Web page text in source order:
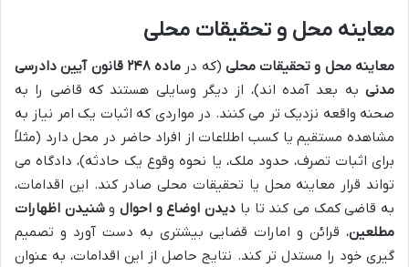
معاینه محل و تحقیقات محلی
معاینه محل و تحقیقات محلی (که در
ماده ۲۴۸ قانون آیین دادرسی
مدنی به بعد آمده اند)، از دیگر وسایلی هستند که قاضی را به
صحنه واقعه نزدیک تر می کنند. در مواردی که اثبات یک امر نیاز به
مشاهده مستقیم یا کسب اطلاعات از افراد حاضر در محل دارد (مثلاً
برای اثبات تصرف، حدود ملک، یا نحوه وقوع یک حادثه)، دادگاه می
تواند قرار معاینه محل یا تحقیقات محلی صادر کند. این اقدامات،
به قاضی کمک می کند تا با دیدن اوضاع و احوالوشنیدن اظهارات
مطلعین، قرائن و امارات قضایی بیشتری به دست آورد و تصمیم
گیری خود را مستدل تر کند. نتایج حاصل از این اقدامات، به عنوان